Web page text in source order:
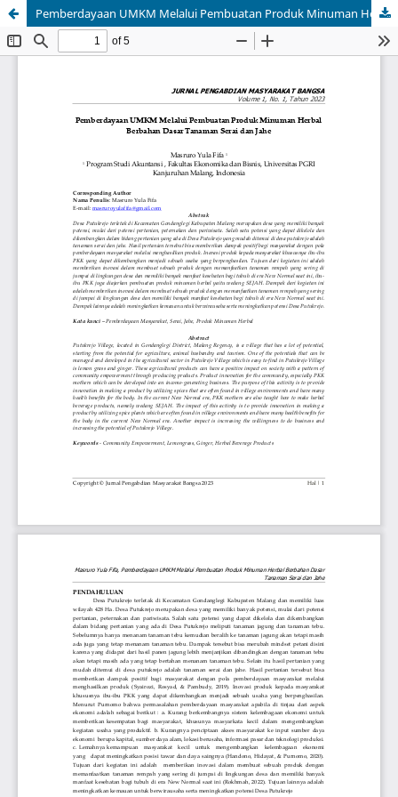
Pemberdayaan UMKM Melalui Pembuatan Produk Minuman Herbal Berbahan Dasar Tanaman Serai dan Jahe